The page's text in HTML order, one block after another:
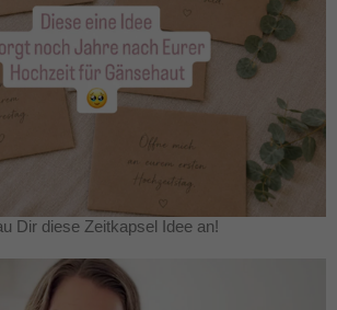
Dir diese Zeitkapsel Idee an!